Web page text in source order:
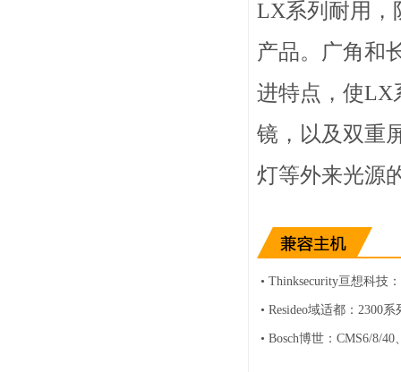
LX系列耐用，
产品。广角和
进特点，使LX
镜，以及双重
灯等外来光源
• Thinksecurity亘想科技
• Resideo域适都：2300
• Bosch博世：CMS6/8/